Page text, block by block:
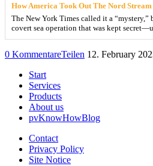
How America Took Out The Nord
The New York Times called it a “mystery,”
covert sea operation that was kept
0 KommentareTeilen 12. February
Start
Services
Products
About us
pvKnowHowBlog
Contact
Privacy Policy
Site Notice